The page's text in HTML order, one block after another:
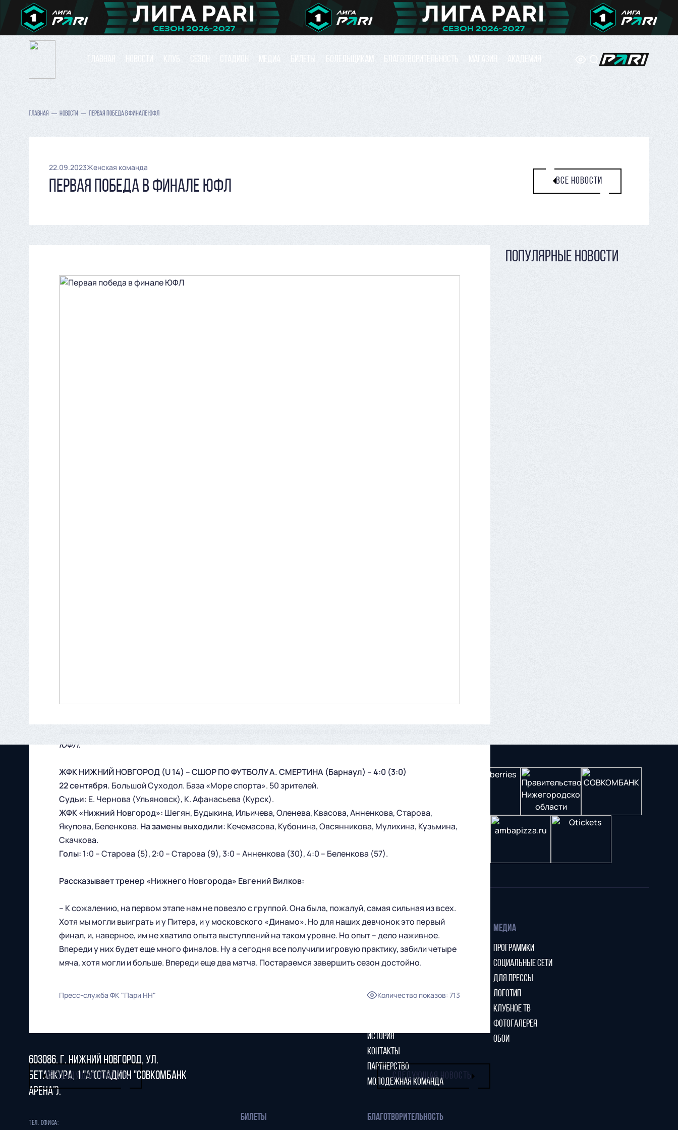
ГЛАВНАЯ НОВОСТИ КЛУБ СЕЗОН СТАДИОН МЕДИА БИЛЕТЫ БОЛЕЛЬЩИКАМ БЛАГОТВОРИТЕЛЬНОСТЬ МАГАЗИН АКАДЕМИЯ
ГЛАВНАЯ НОВОСТИ ПЕРВАЯ ПОБЕДА В ФИНАЛЕ ЮФЛ
22.09.2023Женская команда
ПЕРВАЯ ПОБЕДА В ФИНАЛЕ ЮФЛ ВСЕ НОВОСТИ
ЮФЛ.
ЖФК НИЖНИЙ НОВГОРОД (U 14) – СШОР ПО ФУТБОЛУ А. СМЕРТИНА (Барнаул) – 4:0 (3:0)
22 сентября. Большой Суходол. База «Море спорта». 50 зрителей.
Судьи: Е. Чернова (Ульяновск), К. Афанасьева (Курск).
ЖФК «Нижний Новгород»: Шегян, Будыкина, Ильичева, Оленева, Квасова, Анненкова, Старова,
Якупова, Беленкова. На замены выходили: Кечемасова, Кубонина, Овсянникова, Мулихина, Кузьмина,
Скачкова.
Голы: 1:0 – Старова (5), 2:0 – Старова (9), 3:0 – Анненкова (30), 4:0 – Беленкова (57).
Рассказывает тренер «Нижнего Новгорода» Евгений Вилков:
– К сожалению, на первом этапе нам не повезло с группой. Она была, пожалуй, самая сильная из всех.
Хотя мы могли выиграть и у Питера, и у московского «Динамо». Но для наших девчонок это первый
финал, и, наверное, им не хватило опыта выступлений на таком уровне. Но опыт – дело наживное.
Впереди у них будет еще много финалов. Ну а сегодня все получили игровую практику, забили четыре
мяча, хотя могли и больше. Впереди еще два матча. Постараемся завершить сезон достойно.
Пресс-служба ФК "Пари НН" Количество показов: 713
ПРЕДЫДУЩАЯ НОВОСТЬ СЛЕДУЮЩАЯ НОВОСТЬ
ПОПУЛЯРНЫЕ НОВОСТИ
Футбольный клуб
"Нижний Новгород" 2026
Все права защищены
603086, г. Нижний Новгород, ул.
Бетанкура, 1 "А"(стадион "СОВКОМБАНК
АРЕНА").
Тел. офиса:
ГЛАВНАЯ
НОВОСТИ
СТАДИОН
СЕЗОН
КАЛЕНДАРЬ
СТАТИСТИКА
КЛУБ
ИСТОРИЯ
КОНТАКТЫ
ПАРТНЕРСТВО
МОЛОДЕЖНАЯ КОМАНДА
МЕДИА
ПРОГРАММКИ
СОЦИАЛЬНЫЕ СЕТИ
ДЛЯ ПРЕССЫ
ЛОГОТИП
КЛУБНОЕ ТВ
ФОТОГАЛЕРЕЯ
ОБОИ
БИЛЕТЫ БЛАГОТВОРИТЕЛЬНОСТЬ